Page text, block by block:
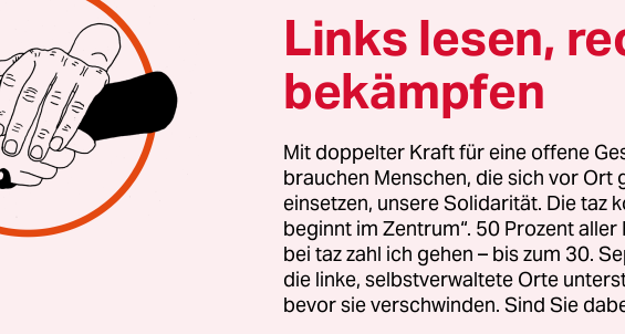
Fukuoka und Tsukuba zu treffen. Doch in beiden Städten
Deutschen mit dem nationalen Egoismus der USA in
Bei den Finanzministern in Fukuoka sorgte US-Vertreter
Mnuchin dafür, dass der
Handelsstreit zwischen
Peking in der Abschlusserklärung nicht vorkam. Dabei hatte
Lagarde, Chefin des Internationalen Währungsfonds, vor 0,5
Prozentpunkten weniger Weltwirtschaftswachstum als Folge
Strafzölle gewarnt. Dennoch einigte sich die Konferenz
die Formulierung, dass sich die Spannungen in den
Links lesen,
bekämpfen
Mit doppelter Kraft für eine offene
brauchen Menschen, die sich vor Ort
einsetzen, unsere Solidarität. Die taz
beginnt im Zentrum“. 50 Prozent
bei taz zahl ich gehen – bis zum 30.
die linke, selbstverwaltete Orte
bevor sie verschwinden. Sind Sie